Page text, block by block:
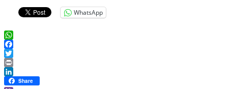
WhatsApp
WhatsApp
Facebook
Twitter
Print
LinkedIn
Share